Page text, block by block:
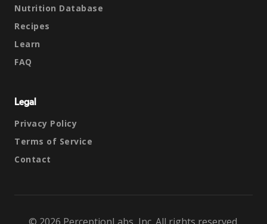
Nutrition Database
Recipes
Learn
FAQ
Legal
Privacy Policy
Terms of Service
Contact